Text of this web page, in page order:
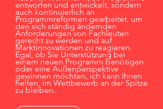
entworfen und entwickelt, sondern
auch kontinuierlich an
Programmreformen gearbeitet, um
den sich ständig ändernden
Anforderungen von Fachleuten
gerecht zu werden und auf
Marktinnovationen zu reagieren.
Egal, ob Sie Unterstützung bei
einem neuen Programm benötigen
oder eine Außenperspektive
gewinnen möchten, ich kann Ihnen
helfen, im Wettbewerb an der Spitze
zu bleiben.